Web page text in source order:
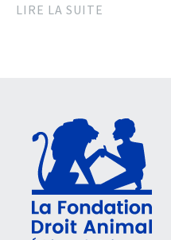
LIRE LA SUITE